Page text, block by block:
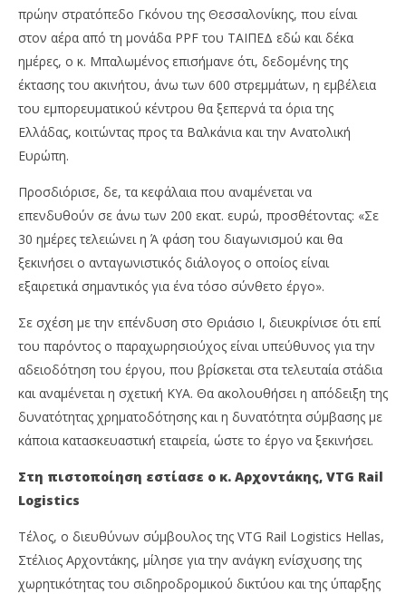
πρώην στρατόπεδο Γκόνου της Θεσσαλονίκης, που είναι
στον αέρα από τη μονάδα PPF του ΤΑΙΠΕΔ εδώ και δέκα
ημέρες, ο κ. Μπαλωμένος επισήμανε ότι, δεδομένης της
έκτασης του ακινήτου, άνω των 600 στρεμμάτων, η εμβέλεια
του εμπορευματικού κέντρου θα ξεπερνά τα όρια της
Ελλάδας, κοιτώντας προς τα Βαλκάνια και την Ανατολική
Ευρώπη.
Προσδιόρισε, δε, τα κεφάλαια που αναμένεται να
επενδυθούν σε άνω των 200 εκατ. ευρώ, προσθέτοντας: «Σε
30 ημέρες τελειώνει η Ά φάση του διαγωνισμού και θα
ξεκινήσει ο ανταγωνιστικός διάλογος ο οποίος είναι
εξαιρετικά σημαντικός για ένα τόσο σύνθετο έργο».
Σε σχέση με την επένδυση στο Θριάσιο Ι, διευκρίνισε ότι επί
του παρόντος ο παραχωρησιούχος είναι υπεύθυνος για την
αδειοδότηση του έργου, που βρίσκεται στα τελευταία στάδια
και αναμένεται η σχετική ΚΥΑ. Θα ακολουθήσει η απόδειξη της
δυνατότητας χρηματοδότησης και η δυνατότητα σύμβασης με
κάποια κατασκευαστική εταιρεία, ώστε το έργο να ξεκινήσει.
Στη πιστοποίηση εστίασε ο κ. Αρχοντάκης, VTG Rail
Logistics
Τέλος, ο διευθύνων σύμβουλος της VTG Rail Logistics Hellas,
Στέλιος Αρχοντάκης, μίλησε για την ανάγκη ενίσχυσης της
χωρητικότητας του σιδηροδρομικού δικτύου και της ύπαρξης